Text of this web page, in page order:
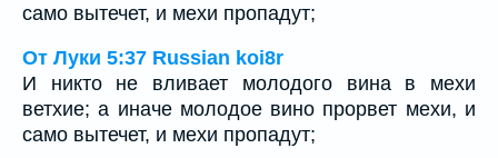
само вытечет, и мехи пропадут;
От Луки 5:37 Russian koi8r
И никто не вливает молодого вина в мехи
ветхие; а иначе молодое вино прорвет мехи, и
само вытечет, и мехи пропадут;